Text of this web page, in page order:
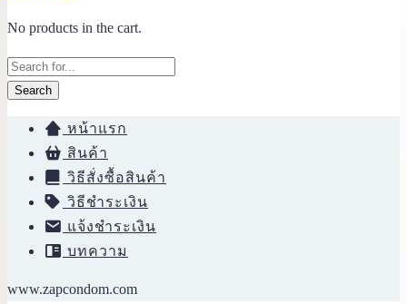
No products in the cart.
Search
หน้าแรก
สินค้า
วิธีสั่งซื้อสินค้า
วิธีชำระเงิน
แจ้งชำระเงิน
บทความ
www.zapcondom.com